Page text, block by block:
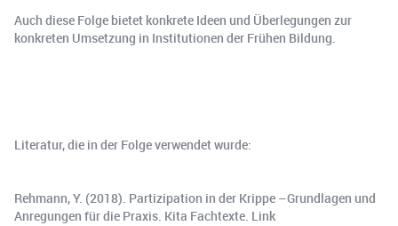
Auch diese Folge bietet konkrete Ideen und Überlegungen zur
konkreten Umsetzung in Institutionen der Frühen Bildung.
Literatur, die in der Folge verwendet wurde:
Rehmann, Y. (2018). Partizipation in der Krippe –Grundlagen und
Anregungen für die Praxis. Kita Fachtexte. Link